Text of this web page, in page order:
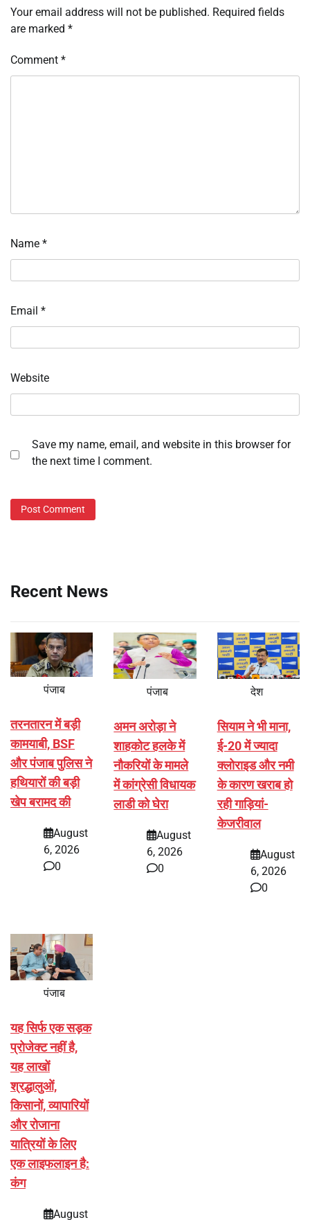
Your email address will not be published. Required fields
are marked *
Comment *
Name *
Email *
Website
Save my name, email, and website in this browser for
the next time I comment.
Recent News
पंजाब
तरनतारन में बड़ी
कामयाबी, BSF
और पंजाब पुलिस ने
हथियारों की बड़ी
खेप बरामद की
August
6, 2026
0
पंजाब
अमन अरोड़ा ने
शाहकोट हलके में
नौकरियों के मामले
में कांग्रेसी विधायक
लाडी को घेरा
August
6, 2026
0
देश
सियाम ने भी माना,
ई-20 में ज्यादा
क्लोराइड और नमी
के कारण खराब हो
रही गाड़ियां-
केजरीवाल
August
6, 2026
0
पंजाब
यह सिर्फ एक सड़क
प्रोजेक्ट नहीं है,
यह लाखों
श्रद्धालुओं,
किसानों, व्यापारियों
और रोजाना
यात्रियों के लिए
एक लाइफलाइन है:
कंग
August